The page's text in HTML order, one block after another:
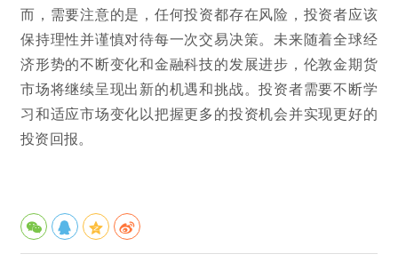
而，需要注意的是，任何投资都存在风险，投资者应该
保持理性并谨慎对待每一次交易决策。未来随着全球经
济形势的不断变化和金融科技的发展进步，伦敦金期货
市场将继续呈现出新的机遇和挑战。投资者需要不断学
习和适应市场变化以把握更多的投资机会并实现更好的
投资回报。